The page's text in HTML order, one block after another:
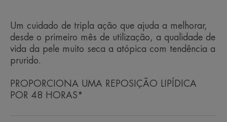
Um cuidado de tripla ação que ajuda a melhorar,
desde o primeiro mês de utilização, a qualidade de
vida da pele muito seca a atópica com tendência a
prurido.
PROPORCIONA UMA REPOSIÇÃO LIPÍDICA
POR 48 HORAS*